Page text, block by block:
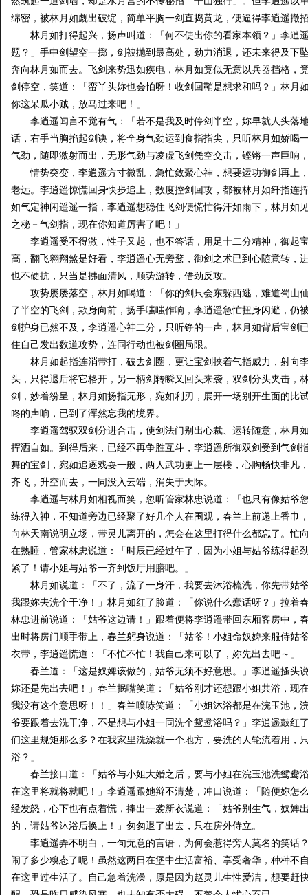
绵密，被林月如觑出破绽，简单平胸一剑直捣黄龙，便逼得李逍遥撤
林月如打得起兴，扬声叫道：「何不使出你的看家本领？」李逍
题？」手中剑望空一掷，剑被抛到最高处，劲力消退，还未来得及下
奔向林月如而去。飞剑来势迅如疾电，林月如竟似无意以兵器挡格，
剑停空，笑道：「蛮丫头妳也会怕呀！收剑回鞘是想求和吗？」林月
你这呆瓜小贼，放马过来吧！」
李逍遥闻言不觉有气：「若不是我及时停剑半空，妳早就人头落
话，右手当胸掐起剑诀，将全身气劲运到食指指尖，只听林月如娇喝
气劲，随即激射而出，无形气劲与凌虚飞剑凭空交击，铿锵一声巨响
情势突变，李逍遥方寸微乱，急忙敛聚心神，想要运功御剑再上
老远。李逍遥惊慌回身快步追上，数度控剑回攻，都被林月如纤指连
如气定神闲遥遥一指，李逍遥想稳住飞剑便慌忙得汗如雨下，林月如
之秘－气剑指，现在你知道厉害了吧！」
李逍遥受不得激，性子又起，也不答话，用足十二分精神，御起
高，翻飞翱翔煞是好看，李逍遥心无旁鹜，御剑之术已到心随意转，
也不硬抗，只当是拂面清风，顺势游转，借劲反攻。
攻势屡屡落空，林月如喝道：「你的剑只会东躲西逃，难道蜀山
了半空的飞剑，欺身向前，扬手嗤嗤作响，李逍遥急忙扭身闪避，仍
剑护身已然不及，李逍遥心神二分，只听铮的一声，林月如背后宝剑
住自己发出数道攻势，连同行动也被剑圈局限。
林月如起指连消带打，破去剑圈，更让宝剑挟着气指威力，射向
头，只得退后将它格开，另一柄剑转瞬又回头来袭，双剑分头夹击，
剑，妙着纷呈，林月如扬指无形，宛如利刃，展开一场别开生面的比
咚的声响，已到了浑然忘我的境界。
李逍遥驾驭双剑分进合击，使剑法门别出心裁、运转随意，林月
挥洒自如。到得后来，已经不再争胜互斗，李逍遥所御双剑受到气剑
舞的宝剑，宛如追逐戏耍一般，两人武功更上一层楼，心胸畅快非凡
齐飞，升空而去，一同没入云端，消失于天际。
李逍遥与林月如相视而笑，忽听管家林忠说道：「也只有像姑爷
练得入神，不知道旁边已经聚了好几个人在围观，春兰上前递上香巾
向林天南说明立场，带灵儿离开的，怎会在这里打得什么都忘了。忙
在熟睡，管家林忠说道：「时辰已经过午了，因为小姐与姑爷练得起
紧了！请小姐与姑爷一齐到饭厅用膳吧。」
林月如说道：「不了，流了一身汗，我要去沐浴梳洗，你先带姑
我跟妳去洗个干净！」林月如红了脸道：「你说什么蠢话呀？」拉着
林忠进前说道：「姑爷这边请！」跟着便将李逍遥带回东厢客房中，
出时将房门顺手带上，春兰躬身说道：「姑爷！小姐命奴婢来服侍姑
衣带，李逍遥慌道：「不忙不忙！我自己来可以了，妳先出去吧～」
春兰道：「这是奴婢该做的，姑爷无须不好意思。」李逍遥搔头
妳还是先出去吧！」春兰抿嘴笑道：「姑爷刚才还想跟小姐共浴，
我没有这个意思呀！！」春兰噗哧笑道：「小姐沐浴都是在浣玉池，
爷要跟着去洗干净，不是想与小姐一同洗个鸳鸯浴吗？」李逍遥鼓红
们这里规矩那么多？在我家里洗澡就一个地方，要洗的人轮流着用，
浴？」
春兰接口道：「姑爷与小姐大婚之后，要与小姐在浣玉池洗鸳鸯
在这里将就将就吧！」李逍遥跟她辩不清楚，冲口说道：「随便妳怎
经发怒，心下也有点着慌，捧出一袭新衣说道：「姑爷别生气，奴婢
的，请姑爷沐浴后换上！」匆匆退了出去，只在房外侍立。
李逍遥弄不明白，一句无意的言语，为何会惹得旁人莫名的笑话
闹了多少糗态了呢！虽然这两日在堡中生活富裕、享受奢华，种种不
在这里过生活了。自己急着洗澡，原是因为赵灵儿生性爱洁，想要赶